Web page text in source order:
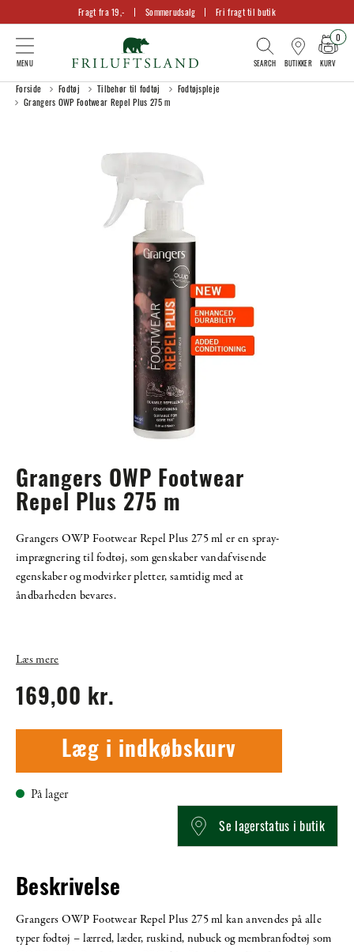
Fragt fra 19,- Sommerudsalg Fri fragt til butik
BUTIKKER KURV
0
Forside Fodtøj Tilbehør til fodtøj
Fodtøjspleje
Grangers OWP Footwear Repel Plus 275 m
Grangers OWP Footwear
Repel Plus 275 m
Grangers OWP Footwear Repel Plus 275 ml er en spray-
imprægnering til fodtøj, som genskaber vandafvisende
egenskaber og modvirker pletter, samtidig med at
åndbarheden bevares.
Læs mere
169,00 kr.
Læg i indkøbskurv
På lager
Se lagerstatus i butik
Beskrivelse
Grangers OWP Footwear Repel Plus 275 ml kan anvendes på alle
typer fodtøj – lærred, læder, ruskind, nubuck og membranfodtøj som